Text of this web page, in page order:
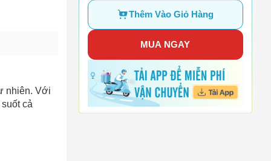
nhiên. Với
cả
Thêm Vào Giỏ Hàng
MUA NGAY